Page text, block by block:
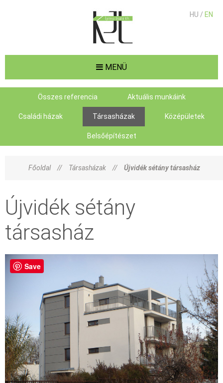
MENÜ
HU / EN
Összes referencia Aktuális munkáink
Családi házak Társasházak Középületek
Belsőépítészet
Főoldal // Társasházak // Újvidék sétány társasház
Újvidék sétány
társasház
Save